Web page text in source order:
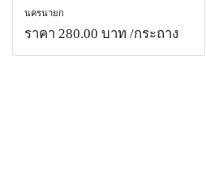
นครนายก
ราคา 280.00 บาท /กระถาง